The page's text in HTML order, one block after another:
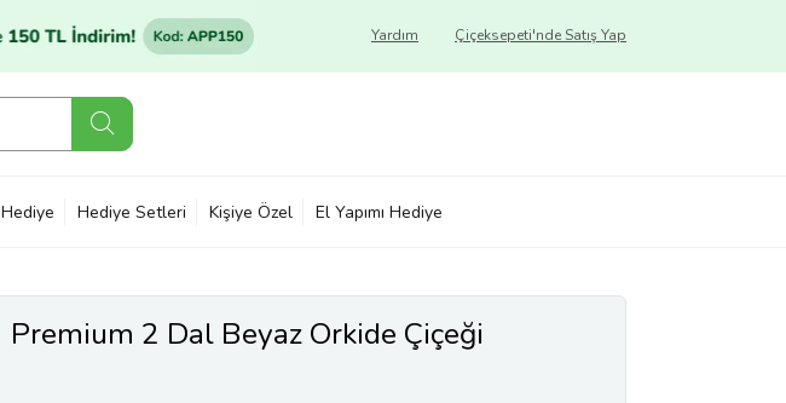
Çiçeksepeti'nde Satış Yap
Yardım
Hediye Hediye Setleri Kişiye Özel El Yapımı Hediye
Premium 2 Dal Beyaz Orkide Çiçeği